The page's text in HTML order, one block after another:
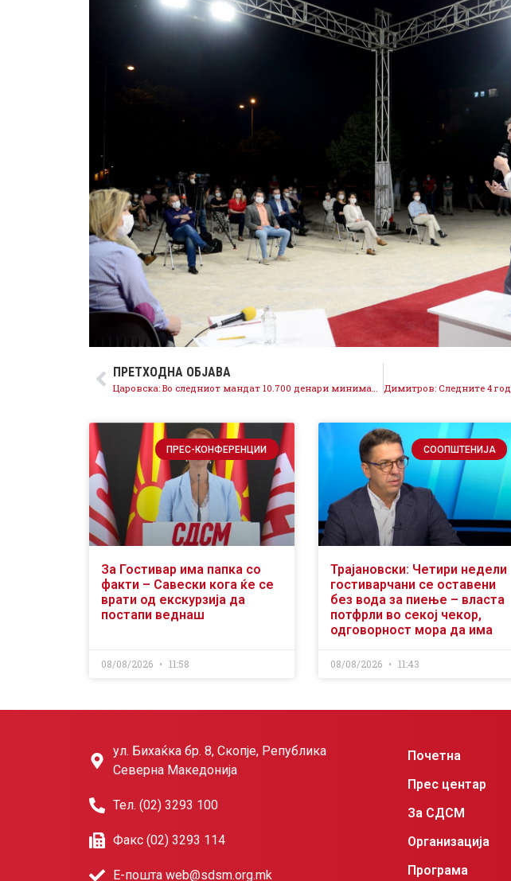
ПРЕТХОДНА ОБЈАВА
Царовска: Во следниот мандат 10.700 денари минимална пензија и раст на минималната плата до 40%
ПРЕС-КОНФЕРЕНЦИИ
За Гостивар има папка со
факти – Савески кога ќе се
врати од екскурзија да
постапи веднаш
08/08/2026 11:58
СООПШТЕНИЈА
Трајановски: Четири недели
гостиварчани се оставени
без вода за пиење – власта
потфрли во секој чекор,
одговорност мора да има
08/08/2026 11:43
ул. Бихаќка бр. 8, Скопје, Република
Северна Македонија
Тел. (02) 3293 100
Факс (02) 3293 114
Е-пошта web@sdsm.org.mk
Почетна
Прес центар
За СДСМ
Организација
Програма